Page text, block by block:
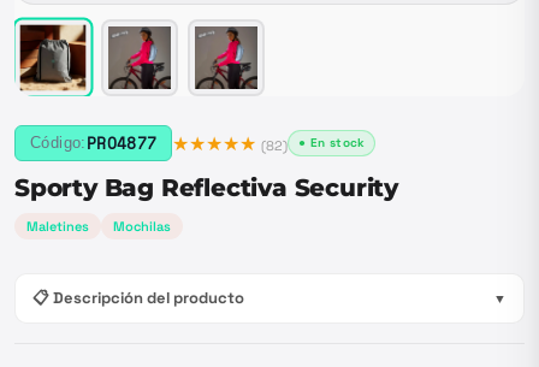
Código: PRO4877 ★★★★★ (82) ● En stock
Sporty Bag Reflectiva Security
Maletines Mochilas
📋 Descripción del producto ▼